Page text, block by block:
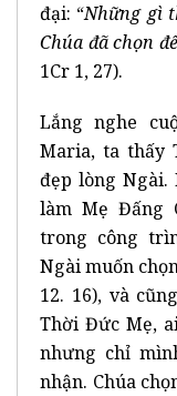
đại: “Những gì
Chúa đã chọn
1Cr 1, 27).
Lắng nghe
Maria, ta thấy
đẹp lòng Ngài.
làm Mẹ Đấng
trong công
Ngài muốn
12. 16), và
Thời Đức Mẹ,
nhưng chỉ
nhận. Chúa